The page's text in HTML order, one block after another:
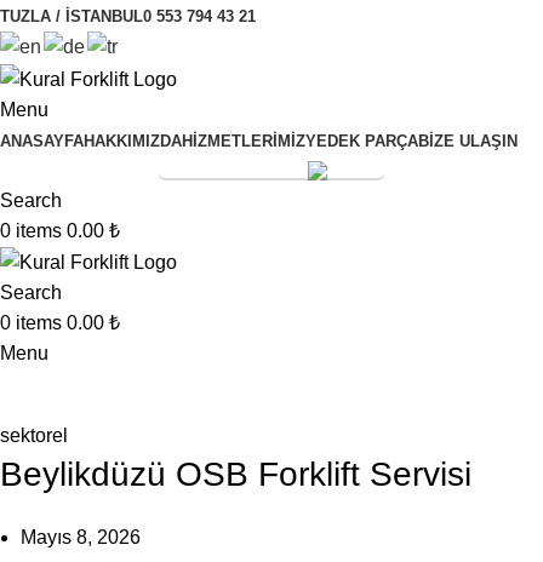
TUZLA / İSTANBUL0 553 794 43 21
Menu
ANASAYFAHAKKIMIZDAHİZMETLERİMİZYEDEK PARÇABİZE ULAŞIN
SERVİS TALEBİ
Search
0 items 0.00 ₺
Search
0 items 0.00 ₺
Menu
sektorel
Beylikdüzü OSB Forklift Servisi
Mayıs 8, 2026